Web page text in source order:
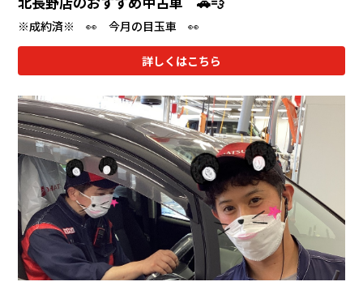
※成約済※ 👀 今月の目玉車 👀
詳しくはこちら